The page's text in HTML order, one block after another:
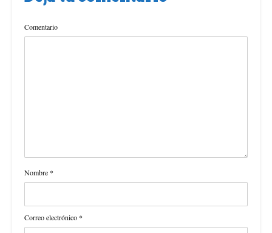
Comentario
Nombre *
Correo electrónico *